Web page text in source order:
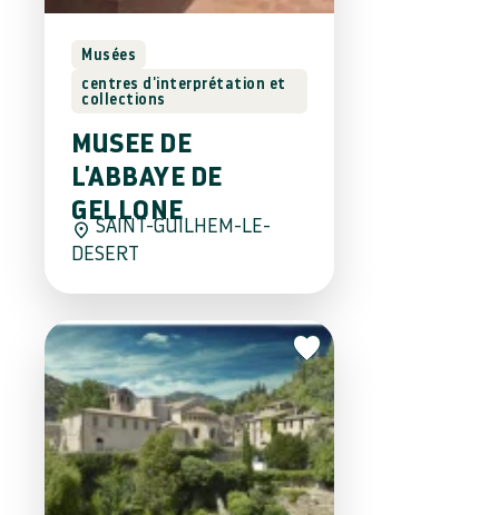
Musées
centres d'interprétation et
collections
MUSEE DE
L'ABBAYE DE
GELLONE
SAINT-GUILHEM-LE-
DESERT